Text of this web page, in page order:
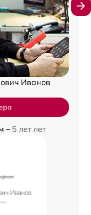
Иванов
– 5 лет лет